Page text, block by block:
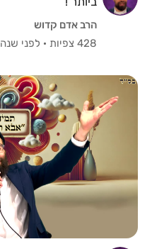
הרב אדם קדוש
428 צפיות
· לפני שנה